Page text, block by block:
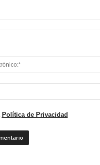
Política de Privacidad